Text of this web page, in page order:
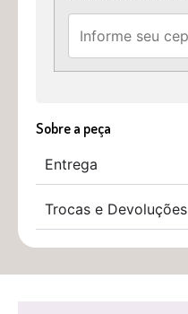
Sobre a peça
Entrega
Trocas e Devoluções